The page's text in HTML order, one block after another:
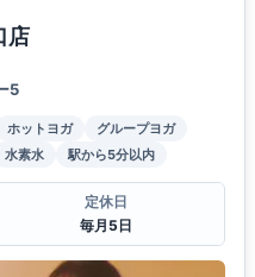
店
5
ホットヨガ
グループヨガ
水素水 駅から5分以内
定休日
毎月5日